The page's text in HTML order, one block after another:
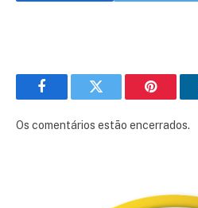
FacebookTwitter
Os comentários estão encerrados.